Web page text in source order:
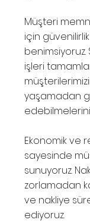
Müşteri
için
işleri
yaşamadan
edebilmelerini
Ekonomik ve
sayesinde
sunuyoruz.
zorlamadan
ve nakliye
ediyoruz.